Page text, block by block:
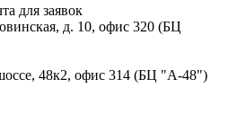
для заявок
д. 10, офис 320 (БЦ
48к2, офис 314 (БЦ "А-48")